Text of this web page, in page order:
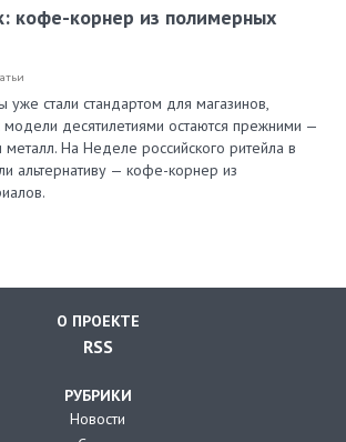
кофе-корнер из полимерных
стали стандартом для магазинов,
десятилетиями остаются прежними —
На Неделе российского ритейла в
альтернативу — кофе-корнер из
О ПРОЕКТЕ
RSS
РУБРИКИ
Новости